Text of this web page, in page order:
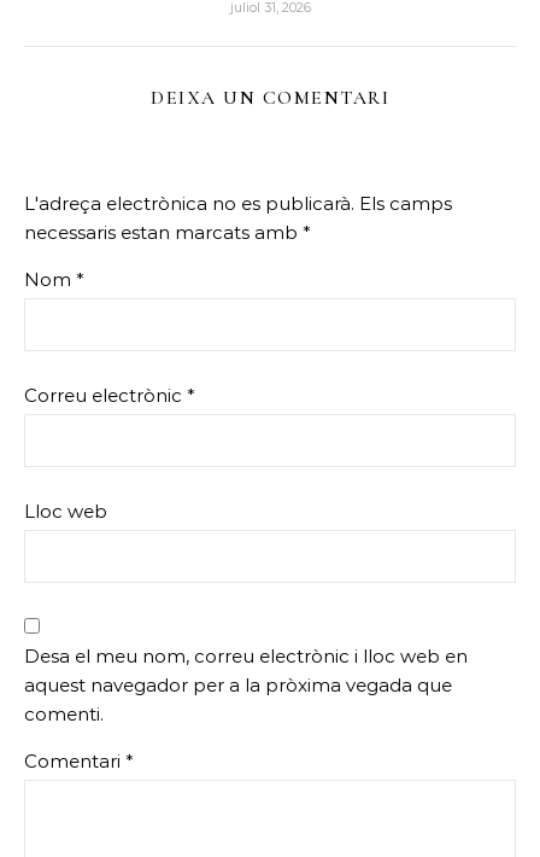
juliol 31, 2026
DEIXA UN COMENTARI
L'adreça electrònica no es publicarà. Els camps
necessaris estan marcats amb *
Nom *
Correu electrònic *
Lloc web
Desa el meu nom, correu electrònic i lloc web en
aquest navegador per a la pròxima vegada que
comenti.
Comentari *